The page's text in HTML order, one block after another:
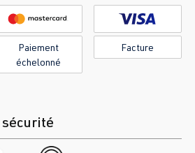
Paiement
échelonné
Facture